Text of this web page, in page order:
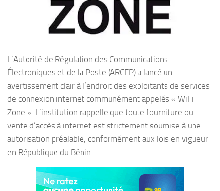
L’Autorité de Régulation des Communications
Électroniques et de la Poste (ARCEP) a lancé un
avertissement clair à l’endroit des exploitants de services
de connexion internet communément appelés « WiFi
Zone ». L’institution rappelle que toute fourniture ou
vente d’accès à internet est strictement soumise à une
autorisation préalable, conformément aux lois en vigueur
en République du Bénin.